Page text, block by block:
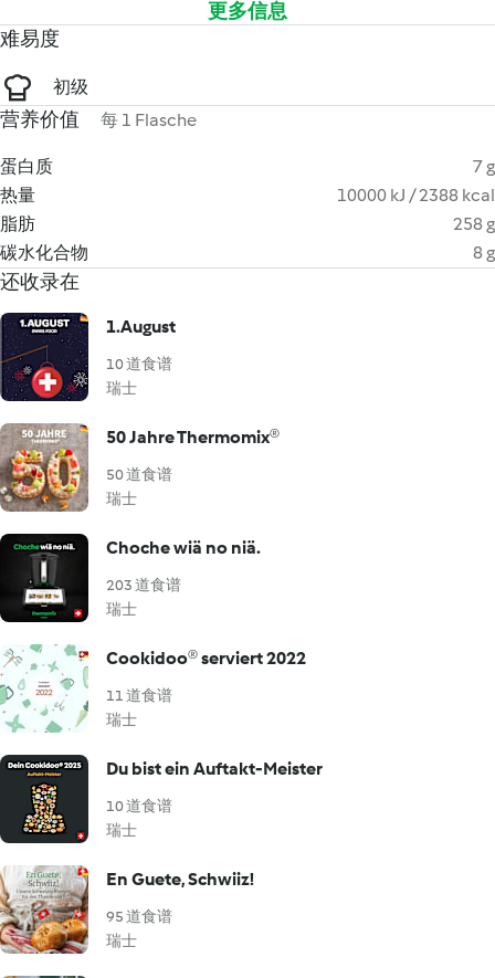
更多信息
难易度
初级
营养价值 每 1 Flasche
蛋白质
7 g
热量
10000 kJ / 2388 kcal
脂肪
258 g
碳水化合物
8 g
还收录在
1.August
10 道食谱
瑞士
50 Jahre Thermomix®
50 道食谱
瑞士
Choche wiä no niä.
203 道食谱
瑞士
Cookidoo® serviert 2022
11 道食谱
瑞士
Du bist ein Auftakt-Meister
10 道食谱
瑞士
En Guete, Schwiiz!
95 道食谱
瑞士